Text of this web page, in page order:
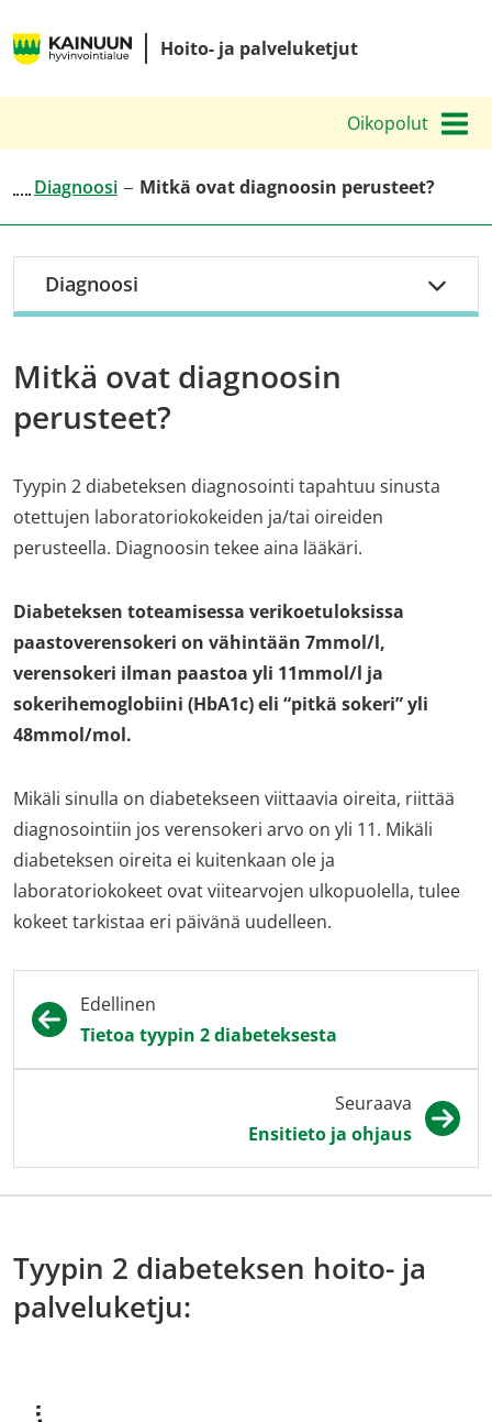
sisältöön
Oikopolut
Kainuun
Hoito- ja palveluketjut
Diagnoosi Mitkä ovat diagnoosin perusteet?
Diagnoosi
Mitkä ovat diagnoosin
perusteet?
Tyypin 2 diabeteksen diagnosointi tapahtuu sinusta
otettujen laboratoriokokeiden ja/tai oireiden
perusteella. Diagnoosin tekee aina lääkäri.
Diabeteksen toteamisessa verikoetuloksissa
paastoverensokeri on vähintään 7mmol/l,
verensokeri ilman paastoa yli 11mmol/l ja
sokerihemoglobiini (HbA1c) eli “pitkä sokeri” yli
48mmol/mol.
Mikäli sinulla on diabetekseen viittaavia oireita, riittää
diagnosointiin jos verensokeri arvo on yli 11. Mikäli
diabeteksen oireita ei kuitenkaan ole ja
laboratoriokokeet ovat viitearvojen ulkopuolella, tulee
kokeet tarkistaa eri päivänä uudelleen.
Edellinen
Tietoa tyypin 2 diabeteksesta
Seuraava
Ensitieto ja ohjaus
Tyypin 2 diabeteksen hoito- ja
palveluketju: